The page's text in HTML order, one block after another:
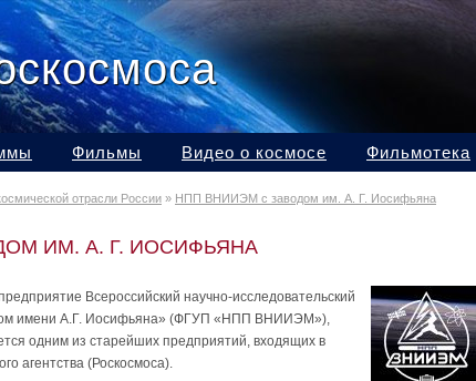
Фильмы Видео о космосе Фильмотека
отрасли России » НПП ВНИИЭМ с заводом им. А. Г. Иосифьяна
ИМ. А. Г. ИОСИФЬЯНА
Всероссийский научно-исследовательский
имени А.Г. Иосифьяна» (ФГУП «НПП ВНИИЭМ»),
одним из старейших предприятий, входящих в
агентства (Роскосмоса).